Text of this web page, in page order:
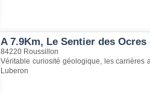
A 7.9Km, Le Sentier des
84220 Roussillon
Véritable curiosité géologique, les carrières
Luberon